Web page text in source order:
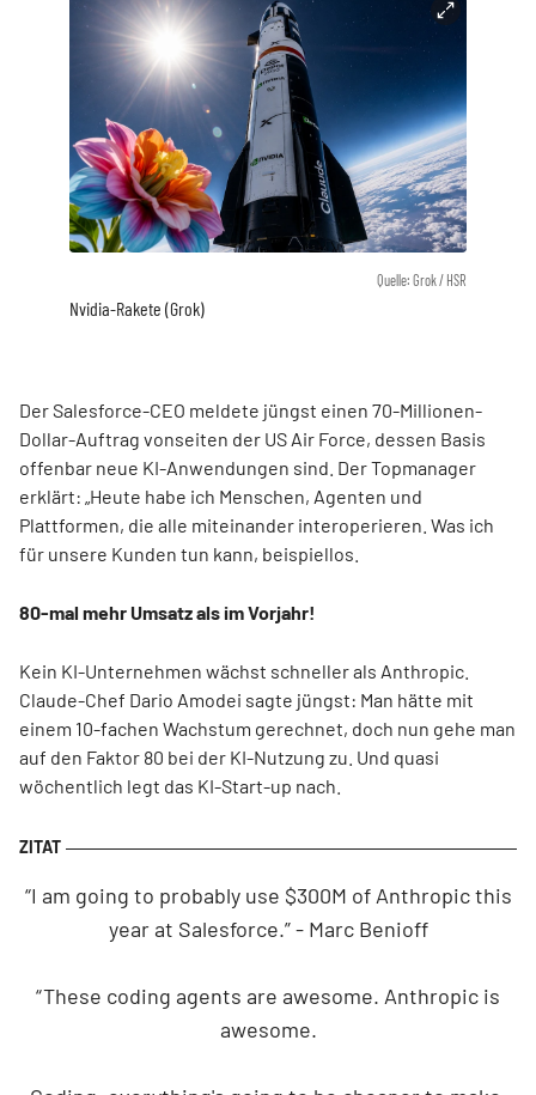
Quelle: Grok / HSR
Nvidia-Rakete (Grok)
Der Salesforce-CEO meldete jüngst einen 70-Millionen-
Dollar-Auftrag vonseiten der US Air Force, dessen Basis
offenbar neue KI-Anwendungen sind. Der Topmanager
erklärt: „Heute habe ich Menschen, Agenten und
Plattformen, die alle miteinander interoperieren. Was ich
für unsere Kunden tun kann, beispiellos.
80-mal mehr Umsatz als im Vorjahr!
Kein KI-Unternehmen wächst schneller als Anthropic.
Claude-Chef Dario Amodei sagte jüngst: Man hätte mit
einem 10-fachen Wachstum gerechnet, doch nun gehe man
auf den Faktor 80 bei der KI-Nutzung zu. Und quasi
wöchentlich legt das KI-Start-up nach.
“I am going to probably use $300M of Anthropic this
year at Salesforce.” - Marc Benioff
“ These coding agents are awesome. Anthropic is
awesome.